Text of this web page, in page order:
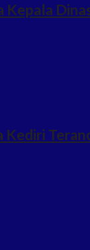
Kepala
Kediri